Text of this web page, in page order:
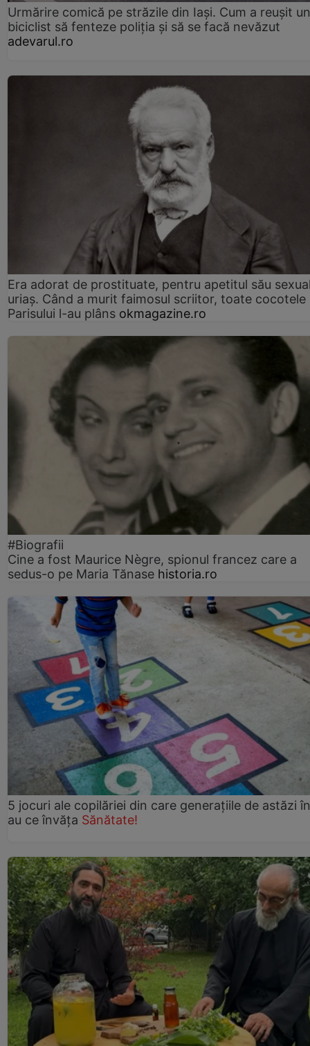
Urmărire comică pe străzile din Iași. Cum a reușit un
biciclist să fenteze poliția și să se facă nevăzut
adevarul.ro
Era adorat de prostituate, pentru apetitul său
uriaș. Când a murit faimosul scriitor, toate cocotele
Parisului l-au plâns okmagazine.ro
#Biografii
Cine a fost Maurice Nègre, spionul francez care a
sedus-o pe Maria Tănase historia.ro
5 jocuri ale copilăriei din care generațiile de astăzi
au ce învăța Sănătate!